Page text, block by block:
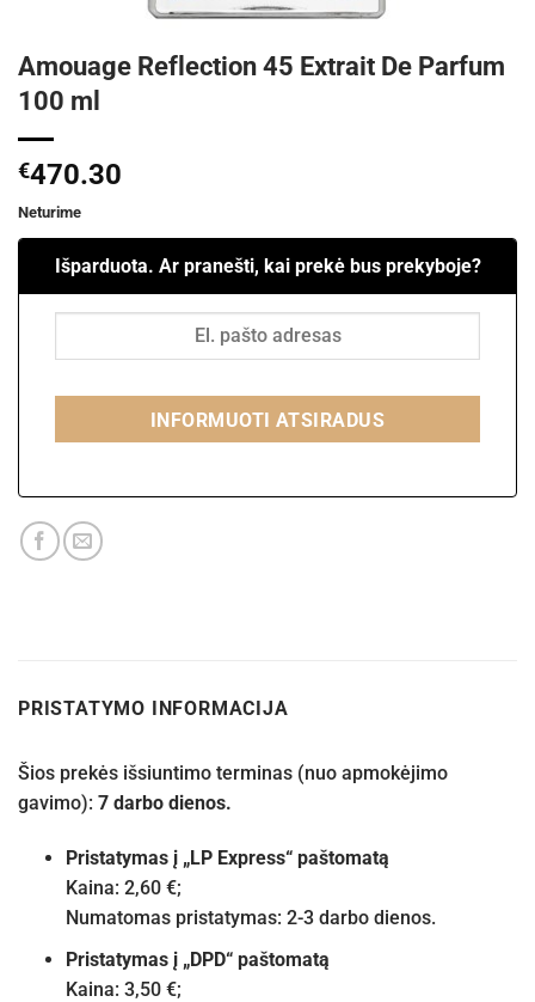
Amouage Reflection 45 Extrait De Parfum
100 ml
€470.30
Neturime
Išparduota. Ar pranešti, kai prekė bus prekyboje?
INFORMUOTI ATSIRADUS
PRISTATYMO INFORMACIJA
Šios prekės išsiuntimo terminas (nuo apmokėjimo
gavimo): 7 darbo dienos.
Pristatymas į „LP Express“ paštomatą
Kaina: 2,60 €;
Numatomas pristatymas: 2-3 darbo dienos.
Pristatymas į „DPD“ paštomatą
Kaina: 3,50 €;